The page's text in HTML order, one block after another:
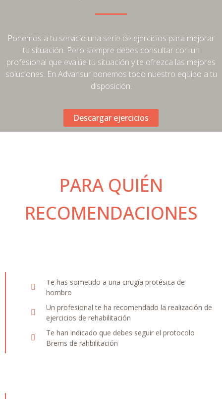
Ponemos a tu servicio una serie de ejercicios para mejorar
tu situación. Pero siempre debes consultar con un
profesional que evalúe tu situación y te ofrezca las mejores
soluciones. En Advansur ponemos todo nuestro equipo a tu
disposición.
Descargar ejercicios
PARA QUIÉN
RECOMENDACIONES
Te has sometido a una cirugía protésica de
hombro
Un profesional te ha recomendado la realización de
ejercicios de rehabilitación
Te han indicado que debes seguir el protocolo
Brems de rahbilitación